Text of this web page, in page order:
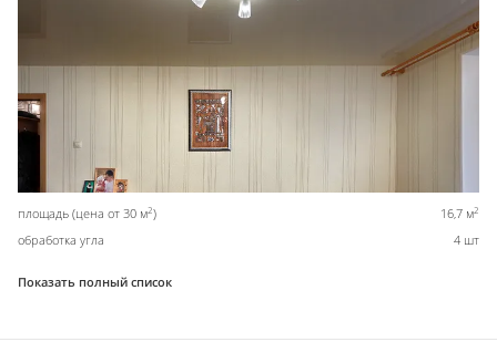
площадь (цена от 30 м2) 16,7 м2
обработка угла 4 шт
Показать полный список